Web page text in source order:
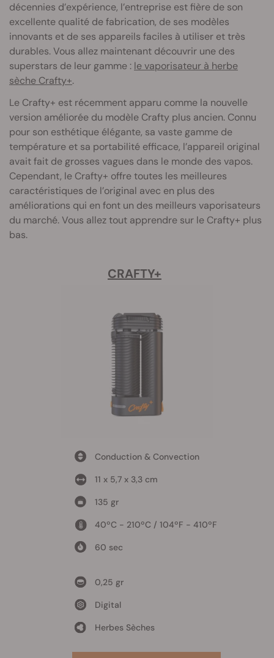
décennies d’expérience, l’entreprise est fière de son
excellente qualité de fabrication, de ses modèles
innovants et de ses appareils faciles à utiliser et très
durables. Vous allez maintenant découvrir une des
superstars de leur gamme : le vaporisateur à herbe
sèche Crafty+.
Le Crafty+ est récemment apparu comme la nouvelle
version améliorée du modèle Crafty plus ancien. Connu
pour son esthétique élégante, sa vaste gamme de
température et sa portabilité efficace, l’appareil original
avait fait de grosses vagues dans le monde des vapos.
Cependant, le Crafty+ offre toutes les meilleures
caractéristiques de l’original avec en plus des
améliorations qui en font un des meilleurs vaporisateurs
du marché. Vous allez tout apprendre sur le Crafty+ plus
bas.
CRAFTY+
Conduction & Convection
11 x 5,7 x 3,3 cm
135 gr
40ºC - 210ºC / 104ºF - 410ºF
60 sec
0,25 gr
Digital
Herbes Sèches